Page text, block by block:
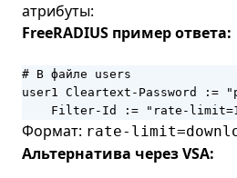
атрибуты:
FreeRADIUS пример ответа:
# В файле users
user1 Cleartext-Password :=
Filter-Id := "rate-
Формат: rate-
Альтернатива через VSA: